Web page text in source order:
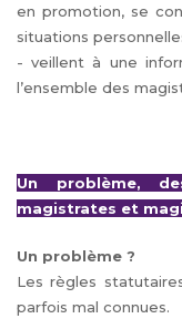
en promotion, se
situations
- veillent à une
l’ensemble des
Un problème,
magistrates et
Un problème ?
Les règles
parfois mal connues.